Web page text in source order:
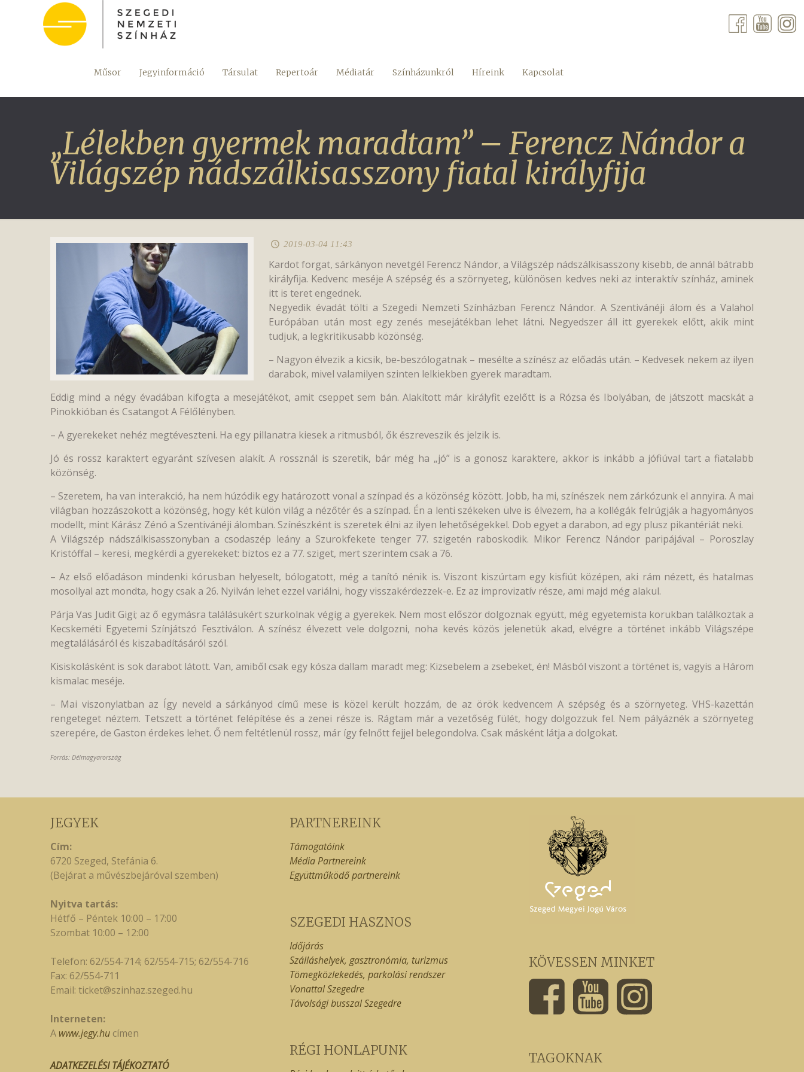
Műsor Jegyinformáció Társulat Repertoár Médiatár Színházunkról Híreink Kapcsolat
„Lélekben gyermek maradtam” – Ferencz Nándor a
Világszép nádszálkisasszony fiatal királyfija
2019-03-04 11:43
Kardot forgat, sárkányon nevetgél Ferencz Nándor, a Világszép nádszálkisasszony kisebb, de annál bátrabb
királyfija. Kedvenc meséje A szépség és a szörnyeteg, különösen kedves neki az interaktív színház, aminek
itt is teret engednek.
Negyedik évadát tölti a Szegedi Nemzeti Színházban Ferencz Nándor. A Szentivánéji álom és a Valahol
Európában után most egy zenés mesejátékban lehet látni. Negyedszer áll itt gyerekek előtt, akik mint
tudjuk, a legkritikusabb közönség.
– Nagyon élvezik a kicsik, be-beszólogatnak – mesélte a színész az előadás után. – Kedvesek nekem az ilyen
darabok, mivel valamilyen szinten lelkiekben gyerek maradtam.
Eddig mind a négy évadában kifogta a mesejátékot, amit cseppet sem bán. Alakított már királyfit ezelőtt is a Rózsa és Ibolyában, de játszott macskát a
Pinokkióban és Csatangot A Félőlényben.
– A gyerekeket nehéz megtéveszteni. Ha egy pillanatra kiesek a ritmusból, ők észreveszik és jelzik is.
Jó és rossz karaktert egyaránt szívesen alakít. A rossznál is szeretik, bár még ha „jó” is a gonosz karaktere, akkor is inkább a jófiúval tart a fiatalabb
közönség.
– Szeretem, ha van interakció, ha nem húzódik egy határozott vonal a színpad és a közönség között. Jobb, ha mi, színészek nem zárkózunk el annyira. A mai
világban hozzászokott a közönség, hogy két külön világ a nézőtér és a színpad. Én a lenti székeken ülve is élvezem, ha a kollégák felrúgják a hagyományos
modellt, mint Kárász Zénó a Szentivánéji álomban. Színészként is szeretek élni az ilyen lehetőségekkel. Dob egyet a darabon, ad egy plusz pikantériát neki.
A Világszép nádszálkisasszonyban a csodaszép leány a Szurokfekete tenger 77. szigetén raboskodik. Mikor Ferencz Nándor paripájával – Poroszlay
Kristóffal – keresi, megkérdi a gyerekeket: biztos ez a 77. sziget, mert szerintem csak a 76.
– Az első előadáson mindenki kórusban helyeselt, bólogatott, még a tanító nénik is. Viszont kiszúrtam egy kisfiút középen, aki rám nézett, és hatalmas
mosollyal azt mondta, hogy csak a 26. Nyilván lehet ezzel variálni, hogy visszakérdezzek-e. Ez az improvizatív része, ami majd még alakul.
Párja Vas Judit Gigi; az ő egymásra találásukért szurkolnak végig a gyerekek. Nem most először dolgoznak együtt, még egyetemista korukban találkoztak a
Kecskeméti Egyetemi Színjátszó Fesztiválon. A színész élvezett vele dolgozni, noha kevés közös jelenetük akad, elvégre a történet inkább Világszépe
megtalálásáról és kiszabadításáról szól.
Kisiskolásként is sok darabot látott. Van, amiből csak egy kósza dallam maradt meg: Kizsebelem a zsebeket, én! Másból viszont a történet is, vagyis a Három
kismalac meséje.
– Mai viszonylatban az Így neveld a sárkányod című mese is közel került hozzám, de az örök kedvencem A szépség és a szörnyeteg. VHS-kazettán
rengeteget néztem. Tetszett a történet felépítése és a zenei része is. Rágtam már a vezetőség fülét, hogy dolgozzuk fel. Nem pályáznék a szörnyeteg
szerepére, de Gaston érdekes lehet. Ő nem feltétlenül rossz, már így felnőtt fejjel belegondolva. Csak másként látja a dolgokat.
Forrás: Délmagyarország
JEGYEK
Cím:
6720 Szeged, Stefánia 6.
(Bejárat a művészbejáróval szemben)
Nyitva tartás:
Hétfő – Péntek 10:00 – 17:00
Szombat 10:00 – 12:00
Telefon: 62/554-714; 62/554-715; 62/554-716
Fax: 62/554-711
Email: ticket@szinhaz.szeged.hu
Interneten:
A www.jegy.hu címen
ADATKEZELÉSI TÁJÉKOZTATÓ
PARTNEREINK
Támogatóink
Média Partnereink
Együttműködő partnereink
SZEGEDI HASZNOS
Időjárás
Szálláshelyek, gasztronómia, turizmus
Tömegközlekedés, parkolási rendszer
Vonattal Szegedre
Távolsági busszal Szegedre
RÉGI HONLAPUNK
KÖVESSEN MINKET
TAGOKNAK